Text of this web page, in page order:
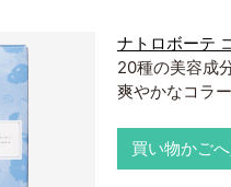
ナトロボーテ
20種の美容成
爽やかなコラ
買い物かご